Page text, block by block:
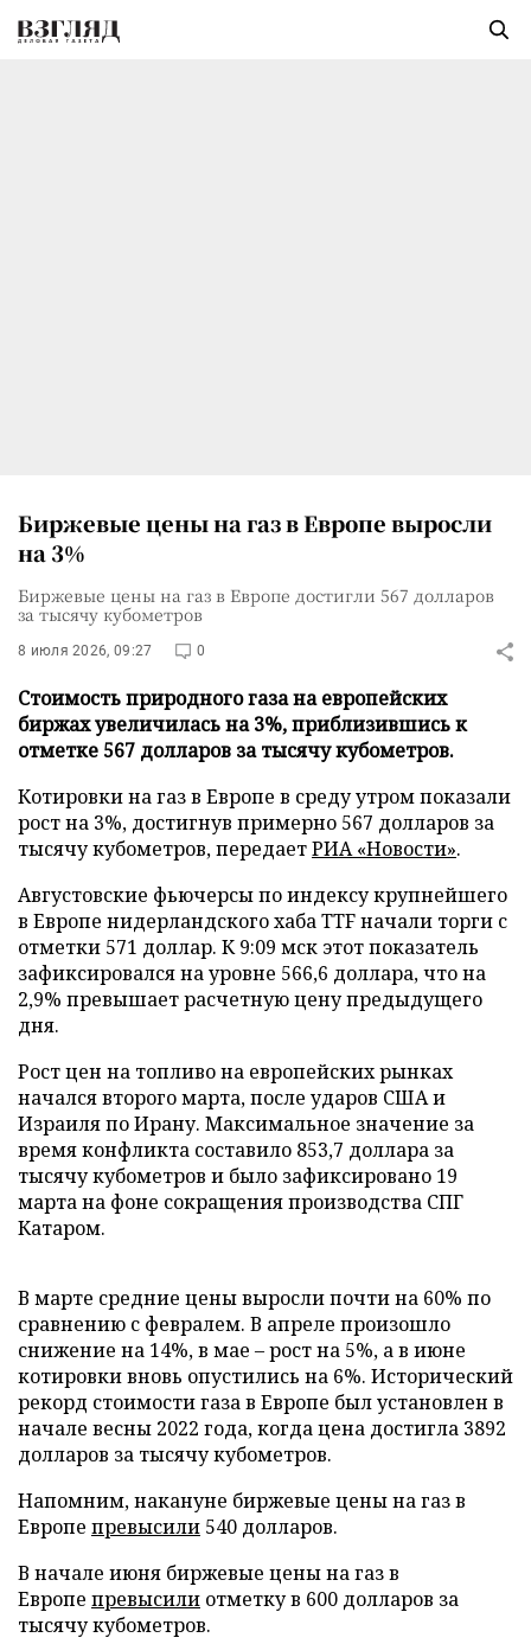
Биржевые цены на газ в Европе выросли
на 3%
Биржевые цены на газ в Европе достигли 567 долларов
за тысячу кубометров
8 июля 2026, 09:27 0
Стоимость природного газа на европейских
биржах увеличилась на 3%, приблизившись к
отметке 567 долларов за тысячу кубометров.
Котировки на газ в Европе в среду утром показали
рост на 3%, достигнув примерно 567 долларов за
тысячу кубометров, передаетРИА «Новости».
Августовские фьючерсы по индексу крупнейшего
в Европе нидерландского хаба TTF начали торги с
отметки 571 доллар. К 9:09 мск этот показатель
зафиксировался на уровне 566,6 доллара, что на
2,9% превышает расчетную цену предыдущего
дня.
Рост цен на топливо на европейских рынках
начался второго марта, после ударов США и
Израиля по Ирану. Максимальное значение за
время конфликта составило 853,7 доллара за
тысячу кубометров и было зафиксировано 19
марта на фоне сокращения производства СПГ
Катаром.
В марте средние цены выросли почти на 60% по
сравнению с февралем. В апреле произошло
снижение на 14%, в мае – рост на 5%, а в июне
котировки вновь опустились на 6%. Исторический
рекорд стоимости газа в Европе был установлен в
начале весны 2022 года, когда цена достигла 3892
долларов за тысячу кубометров.
Напомним, накануне биржевые цены на газ в
Европе превысили 540 долларов.
В начале июня биржевые цены на газ в
Европе превысили отметку в 600 долларов за
тысячу кубометров.